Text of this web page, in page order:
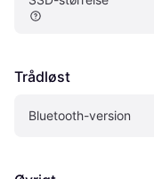
Trådløst
Bluetooth-version